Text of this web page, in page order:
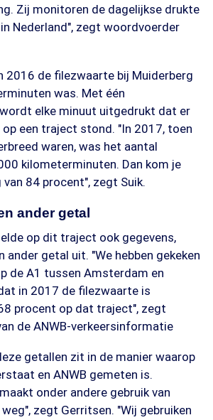
Zij monitoren de dagelijkse drukte
Nederland", zegt woordvoerder
2016 de filezwaarte bij Muiderberg
was. Met één
elke minuut uitgedrukt dat er
een traject stond. "In 2017, toen
waren, was het aantal
kilometerminuten. Dan kom je
van 84 procent", zegt Suik.
ander getal
op dit traject ook gegevens,
ander getal uit. "We hebben gekeken
de A1 tussen Amsterdam en
in 2017 de filezwaarte is
procent op dat traject", zegt
de ANWB-verkeersinformatie
getallen zit in de manier waarop
en ANWB gemeten is.
onder andere gebruik van
zegt Gerritsen. "Wij gebruiken